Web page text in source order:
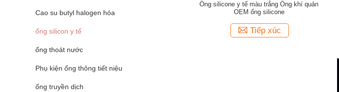
Cao su butyl halogen hóa
ống silicon y tế
ống thoát nước
Phụ kiện ống thông tiết niệu
ống truyền dịch
Ống silicone y tế màu trắng Ống khí quản
OEM ống silicone
Tiếp xúc